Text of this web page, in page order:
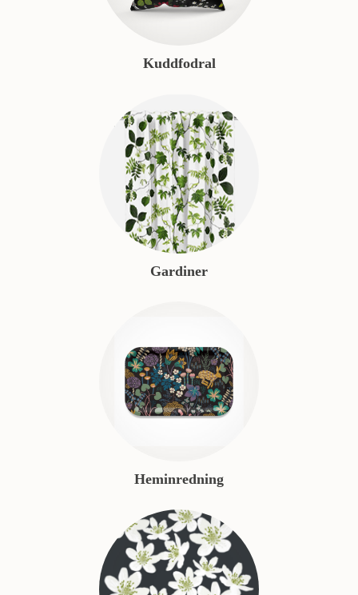
Kuddfodral
Gardiner
Heminredning